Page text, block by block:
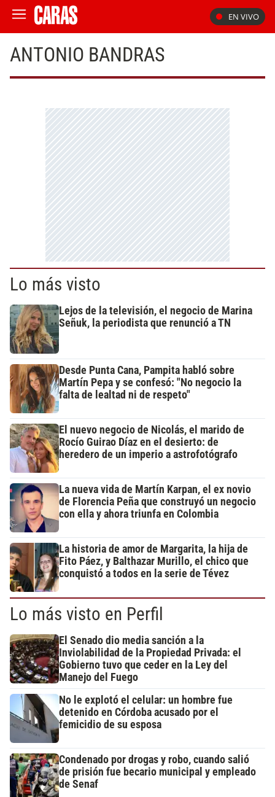
EN VIVO
ANTONIO BANDRAS
Lo más visto
Lejos de la televisión, el negocio de Marina
Señuk, la periodista que renunció a TN
Desde Punta Cana, Pampita habló sobre
Martín Pepa y se confesó: "No negocio la
falta de lealtad ni de respeto"
El nuevo negocio de Nicolás, el marido de
Rocío Guirao Díaz en el desierto: de
heredero de un imperio a astrofotógrafo
La nueva vida de Martín Karpan, el ex novio
de Florencia Peña que construyó un negocio
con ella y ahora triunfa en Colombia
La historia de amor de Margarita, la hija de
Fito Páez, y Balthazar Murillo, el chico que
conquistó a todos en la serie de Tévez
Lo más visto en Perfil
El Senado dio media sanción a la
Inviolabilidad de la Propiedad Privada: el
Gobierno tuvo que ceder en la Ley del
Manejo del Fuego
No le explotó el celular: un hombre fue
detenido en Córdoba acusado por el
femicidio de su esposa
Condenado por drogas y robo, cuando salió
de prisión fue becario municipal y empleado
de Senaf